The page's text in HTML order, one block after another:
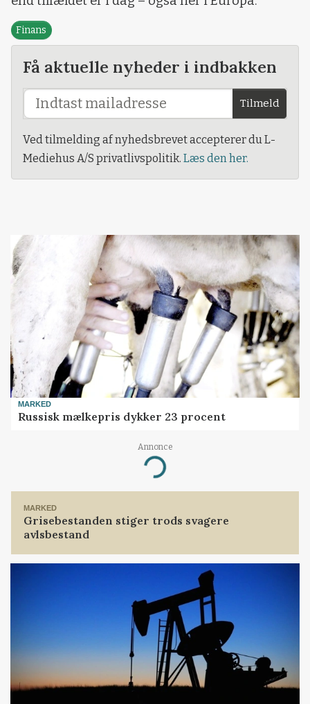
Finans
Få aktuelle nyheder i indbakken
Tilmeld
Ved tilmelding af nyhedsbrevet accepterer du L-
Mediehus A/S privatlivspolitik. Læs den her.
MARKED
Russisk mælkepris dykker 23 procent
Annonce
Loading...
MARKED
Grisebestanden stiger trods svagere
avlsbestand